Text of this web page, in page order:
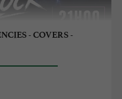
- COVERS -